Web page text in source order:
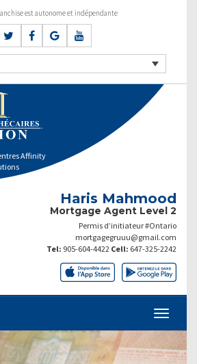
est autonome et indépendante
Affinity
Haris Mahmood
Mortgage Agent Level 2
Permis d’initiateur #Ontario
mortgagegruuu@gmail.com
Tel: 905-604-4422 Cell: 647-325-2242